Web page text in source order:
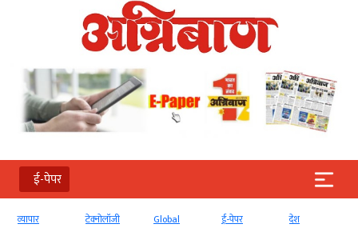
ई-पेपर
टेक्‍नोलॉजी Global ई-पेपर देश बड़ी खबर